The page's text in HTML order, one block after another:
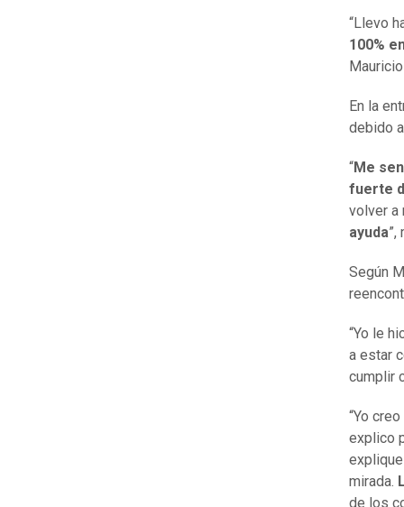
“Llevo
100%
En la
debido
“Me
fuerte
volver a
ayuda”,
Según
“Yo le
a estar
cumplir
“Yo creo
explico
mirada.
de los